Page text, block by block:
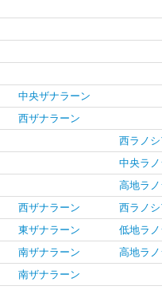
中央ザナラーン
西ザナラーン
西ラノシ
中央ラノ
高地ラノ
西ザナラーン 西ラノシ
東ザナラーン
低地ラノ
南ザナラーン
高地ラノ
南ザナラーン